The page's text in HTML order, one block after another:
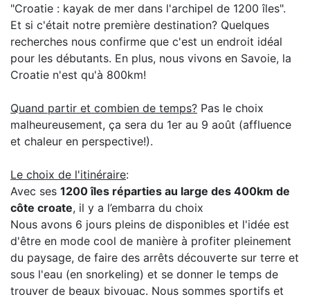
"Croatie : kayak de mer dans l'archipel de 1200 îles".
Et si c'était notre première destination? Quelques
recherches nous confirme que c'est un endroit idéal
pour les débutants. En plus, nous vivons en Savoie, la
Croatie n'est qu'à 800km!
Quand partir et combien de temps? Pas le choix
malheureusement, ça sera du 1er au 9 août (affluence
et chaleur en perspective!).
Le choix de l'itinéraire:
Avec ses 1200 îles réparties au large des 400km de
côte croate, il y a l’embarra du choix
Nous avons 6 jours pleins de disponibles et l'idée est
d'être en mode cool de manière à profiter pleinement
du paysage, de faire des arrêts découverte sur terre et
sous l'eau (en snorkeling) et se donner le temps de
trouver de beaux bivouac. Nous sommes sportifs et